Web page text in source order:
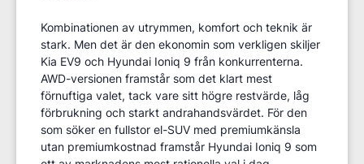
Kombinationen av utrymmen, komfort och teknik är
stark. Men det är den ekonomin som verkligen skiljer
Kia EV9 och Hyundai Ioniq 9 från konkurrenterna.
AWD-versionen framstår som det klart mest
förnuftiga valet, tack vare sitt högre restvärde, låg
förbrukning och starkt andrahandsvärdet. För den
som söker en fullstor el-SUV med premiumkänsla
utan premiumkostnad framstår Hyundai Ioniq 9 som